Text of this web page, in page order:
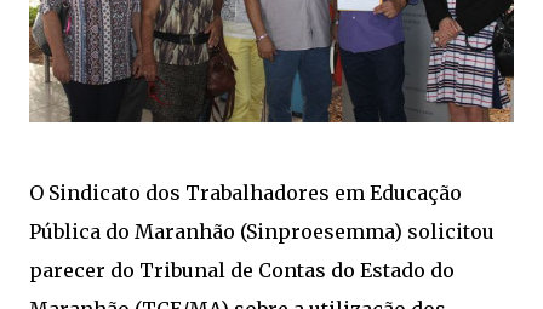
O Sindicato dos Trabalhadores em Educação
Pública do Maranhão (Sinproesemma) solicitou
parecer do Tribunal de Contas do Estado do